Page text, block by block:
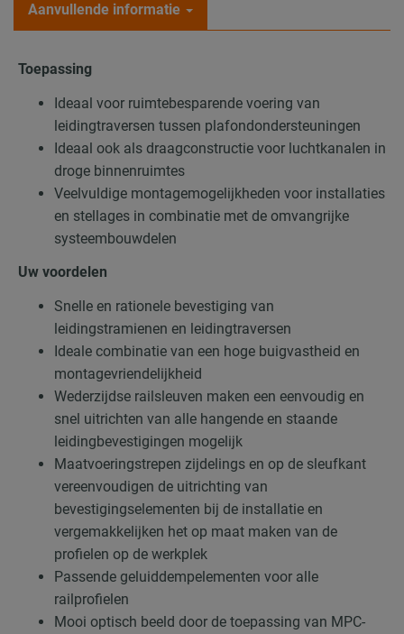
Aanvullende informatie
Toepassing
Ideaal voor ruimtebesparende voering van
leidingtraversen tussen plafondondersteuningen
Ideaal ook als draagconstructie voor luchtkanalen in
droge binnenruimtes
Veelvuldige montagemogelijkheden voor installaties
en stellages in combinatie met de omvangrijke
systeembouwdelen
Uw voordelen
Snelle en rationele bevestiging van
leidingstramienen en leidingtraversen
Ideale combinatie van een hoge buigvastheid en
montagevriendelijkheid
Wederzijdse railsleuven maken een eenvoudig en
snel uitrichten van alle hangende en staande
leidingbevestigingen mogelijk
Maatvoeringstrepen zijdelings en op de sleufkant
vereenvoudigen de uitrichting van
bevestigingselementen bij de installatie en
vergemakkelijken het op maat maken van de
profielen op de werkplek
Passende geluiddempelementen voor alle
railprofielen
Mooi optisch beeld door de toepassing van MPC-